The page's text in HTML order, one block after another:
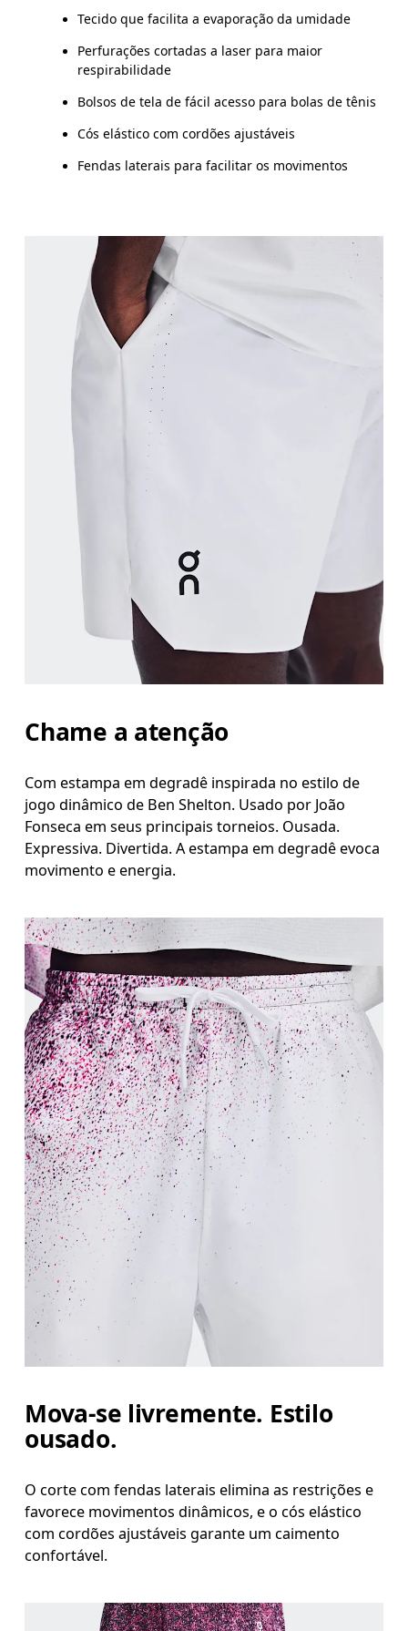
Meça ao redor da parte mais estreita da cintura.
Meça ao redor da parte mais larga do quadril.
Entreperna
Fique em pé, com os pés ligeiramente
Tecido que facilita a evaporação da umidade
Perfurações cortadas a laser para maior
respirabilidade
Bolsos de tela de fácil acesso para bolas de tênis
Cós elástico com cordões ajustáveis
Fendas laterais para facilitar os movimentos
Chame a atenção
Com estampa em degradê inspirada no estilo de
jogo dinâmico de Ben Shelton. Usado por João
Fonseca em seus principais torneios. Ousada.
Expressiva. Divertida. A estampa em degradê evoca
movimento e energia.
Mova-se livremente. Estilo
ousado.
O corte com fendas laterais elimina as restrições e
favorece movimentos dinâmicos, e o cós elástico
com cordões ajustáveis garante um caimento
confortável.